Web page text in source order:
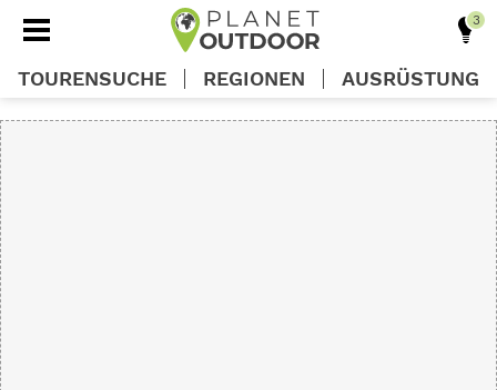
TOURENSUCHE REGIONEN AUSRÜSTUNG